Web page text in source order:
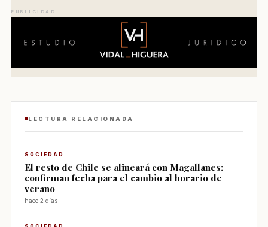
PUBLICIDAD
LECTURA RELACIONADA
SOCIEDAD
El resto de Chile se alineará con Magallanes:
confirman fecha para el cambio al horario de
verano
hace 2 días